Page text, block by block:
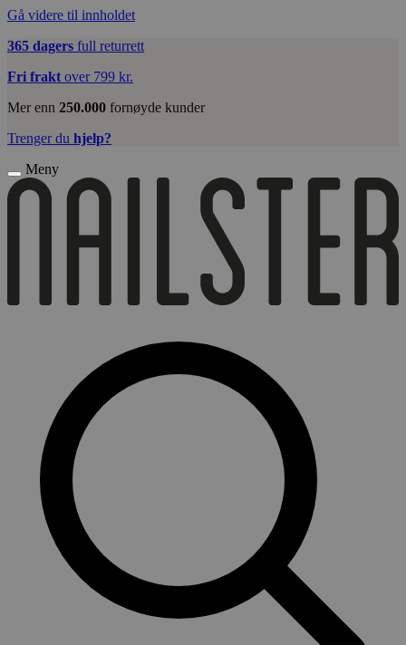
Gå videre til innholdet
365 dagers full returrett
Fri frakt over 799 kr.
Mer enn 250.000 fornøyde kunder
Trenger du hjelp?
Meny